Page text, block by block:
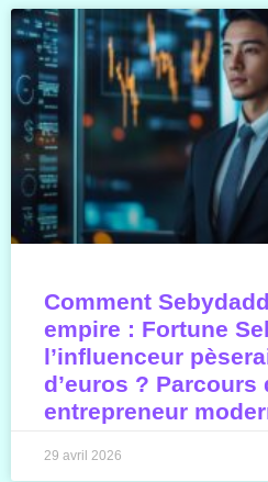
Comment
empire : Fortune
l’influenceur
d’euros ? Parcours
entrepreneur
29 avril 2026